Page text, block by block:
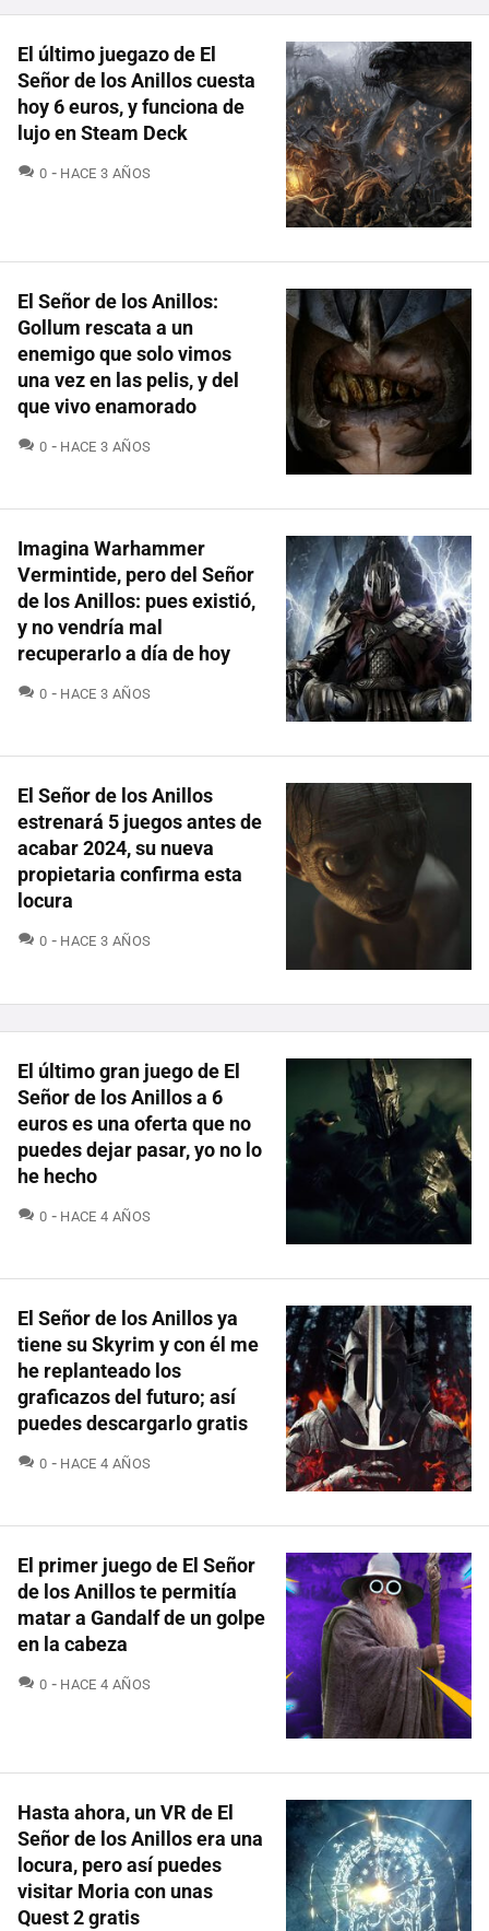
El último juegazo de El
Señor de los Anillos cuesta
hoy 6 euros, y funciona de
lujo en Steam Deck
0 COMENTARIOS
HACE 3 AÑOS
El Señor de los Anillos:
Gollum rescata a un
enemigo que solo vimos
una vez en las pelis, y del
que vivo enamorado
0 COMENTARIOS
HACE 3 AÑOS
Imagina Warhammer
Vermintide, pero del Señor
de los Anillos: pues existió,
y no vendría mal
recuperarlo a día de hoy
0 COMENTARIOS
HACE 3 AÑOS
El Señor de los Anillos
estrenará 5 juegos antes de
acabar 2024, su nueva
propietaria confirma esta
locura
0 COMENTARIOS
HACE 3 AÑOS
El último gran juego de El
Señor de los Anillos a 6
euros es una oferta que no
puedes dejar pasar, yo no lo
he hecho
0 COMENTARIOS
HACE 4 AÑOS
El Señor de los Anillos ya
tiene su Skyrim y con él me
he replanteado los
graficazos del futuro; así
puedes descargarlo gratis
0 COMENTARIOS
HACE 4 AÑOS
El primer juego de El Señor
de los Anillos te permitía
matar a Gandalf de un golpe
en la cabeza
0 COMENTARIOS
HACE 4 AÑOS
Hasta ahora, un VR de El
Señor de los Anillos era una
locura, pero así puedes
visitar Moria con unas
Quest 2 gratis